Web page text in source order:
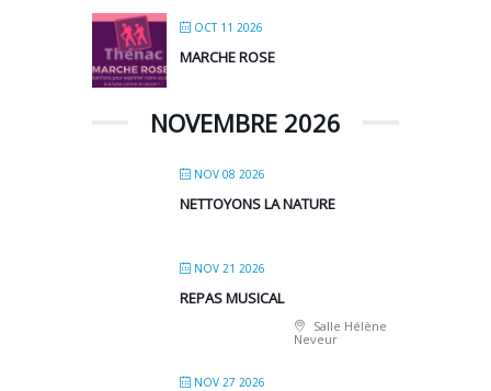
OCT 11 2026
MARCHE ROSE
NOVEMBRE 2026
NOV 08 2026
NETTOYONS LA NATURE
NOV 21 2026
REPAS MUSICAL
Salle Hélène
Neveur
NOV 27 2026